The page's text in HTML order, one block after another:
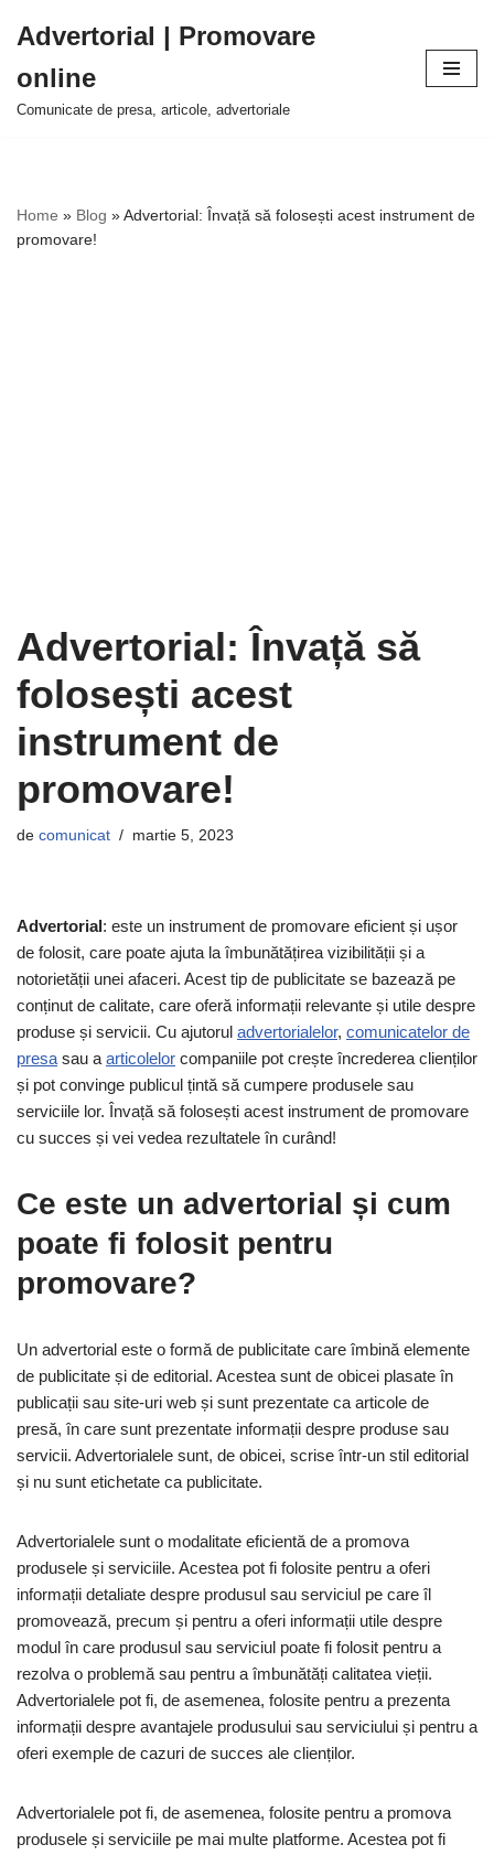
la
conținut
Advertorial | Promovare
online
Comunicate de presa, articole, advertoriale
Home » Blog »Advertorial: Învață să folosești acest instrument de
promovare!
Advertorial: Învață să
folosești acest
instrument de
promovare!
de comunicat martie 5, 2023
Advertorial: este un instrument de promovare eficient și ușor
de folosit, care poate ajuta la îmbunătățirea vizibilității și a
notorietății unei afaceri. Acest tip de publicitate se bazează pe
conținut de calitate, care oferă informații relevante și utile despre
produse și servicii. Cu ajutorul advertorialelor, comunicatelor de
presa sau a articolelor companiile pot crește încrederea clienților
și pot convinge publicul țintă să cumpere produsele sau
serviciile lor. Învață să folosești acest instrument de promovare
cu succes și vei vedea rezultatele în curând!
Ce este un advertorial și cum
poate fi folosit pentru
promovare?
Un advertorial este o formă de publicitate care îmbină elemente
de publicitate și de editorial. Acestea sunt de obicei plasate în
publicații sau site-uri web și sunt prezentate ca articole de
presă, în care sunt prezentate informații despre produse sau
servicii. Advertorialele sunt, de obicei, scrise într-un stil editorial
și nu sunt etichetate ca publicitate.
Advertorialele sunt o modalitate eficientă de a promova
produsele și serviciile. Acestea pot fi folosite pentru a oferi
informații detaliate despre produsul sau serviciul pe care îl
promovează, precum și pentru a oferi informații utile despre
modul în care produsul sau serviciul poate fi folosit pentru a
rezolva o problemă sau pentru a îmbunătăți calitatea vieții.
Advertorialele pot fi, de asemenea, folosite pentru a prezenta
informații despre avantajele produsului sau serviciului și pentru a
oferi exemple de cazuri de succes ale clienților.
Advertorialele pot fi, de asemenea, folosite pentru a promova
produsele și serviciile pe mai multe platforme. Acestea pot fi